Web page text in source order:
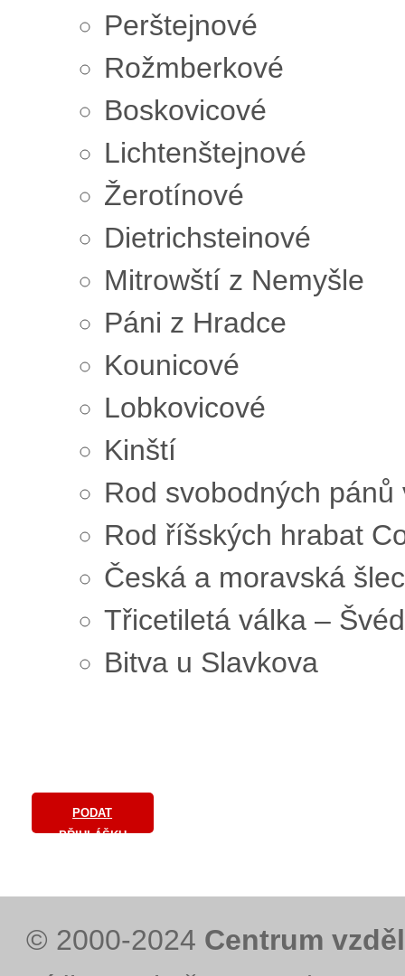
Perštejnové
Rožmberkové
Boskovicové
Lichtenštejnové
Žerotínové
Dietrichsteinové
Mitrowští z Nemyšle
Páni z Hradce
Kounicové
Lobkovicové
Kinští
Rod svobodných
Rod říšských hrabat
Česká a moravská
Třicetiletá válka –
Bitva u Slavkova
PODAT
PŘIHLÁŠKU
© 2000-2024 Centrum